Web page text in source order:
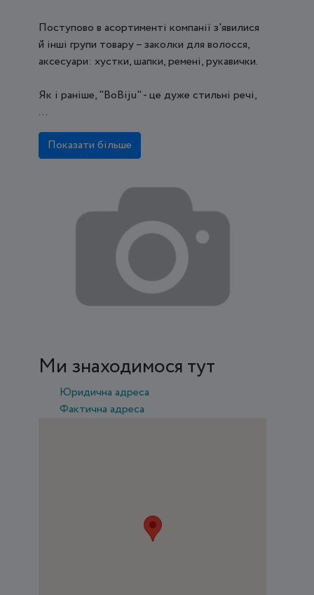
Поступово в асортименті компанії з'явилися
й інші групи товару – заколки для волосся,
аксесуари: хустки, шапки, ремені, рукавички.
Як і раніше, "BoBiju" - це дуже стильні речі,
...
Показати більше
Ми знаходимося тут
Юридична адреса
Фактична адреса